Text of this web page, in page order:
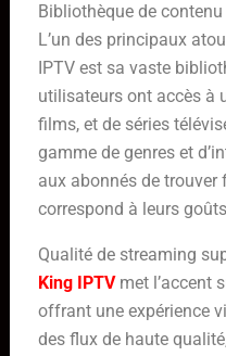
Bibliothèque de
L’un des principaux
IPTV est sa vaste
utilisateurs ont accès à
films, et de séries
gamme de genres et
aux abonnés de
correspond à leurs
Qualité de streaming
King IPTV met l’accent
offrant une expérience
des flux de haute